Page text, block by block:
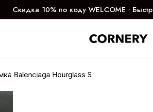
Скидка 10% по коду WELCOME ∙
Balenciaga Hourglass S